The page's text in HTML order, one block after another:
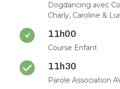
Dogdancing avec
Charly, Caroline &
11h00
Course Enfant
11h30
Parole Association